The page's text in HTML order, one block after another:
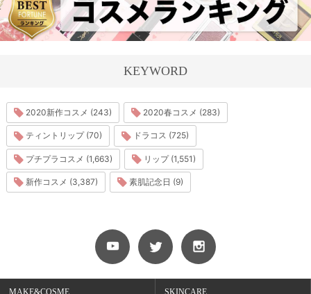
KEYWORD
2020新作コスメ (243) 2020春コスメ (283)
ティントリップ (70) ドラコス (725)
プチプラコスメ (1,663) リップ (1,551)
新作コスメ (3,387) 素肌記念日 (9)